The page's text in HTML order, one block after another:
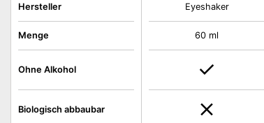
Hersteller
Menge
Ohne Alkohol
Biologisch abbaubar
Eyeshaker
60 ml